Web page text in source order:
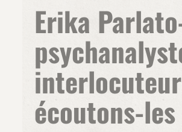
Erika
écoutons-